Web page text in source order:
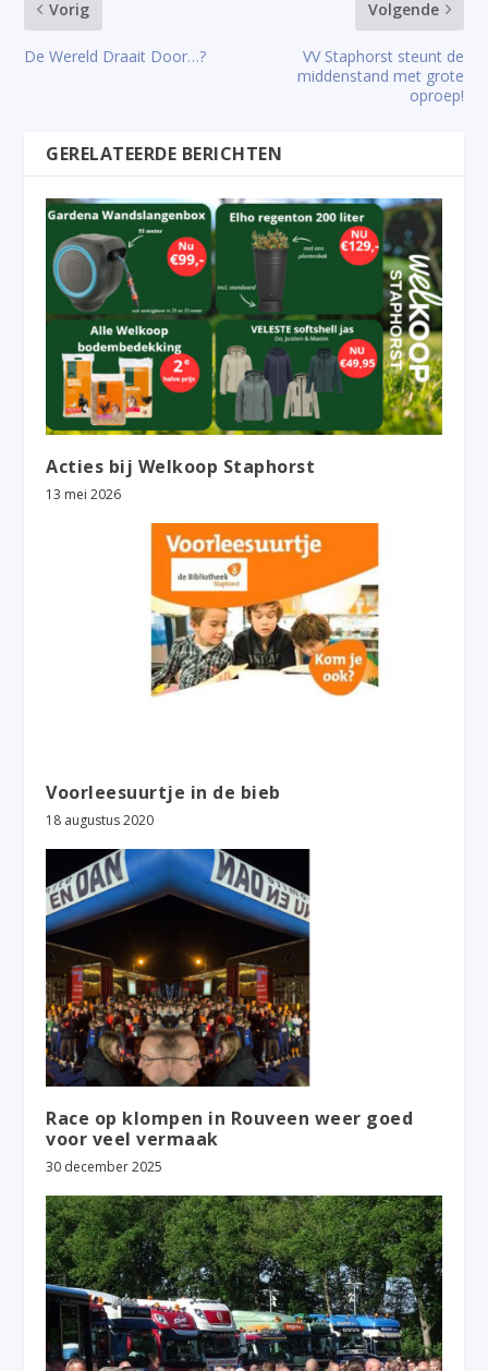
Vorig
De Wereld Draait Door…?
Volgende
VV Staphorst steunt de
middenstand met grote
oproep!
GERELATEERDE BERICHTEN
Acties bij Welkoop Staphorst
13 mei 2026
Voorleesuurtje in de bieb
18 augustus 2020
Race op klompen in Rouveen weer goed
voor veel vermaak
30 december 2025